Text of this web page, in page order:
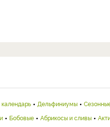
Дельфиниумы
Бобовые Абрикосы и сливы